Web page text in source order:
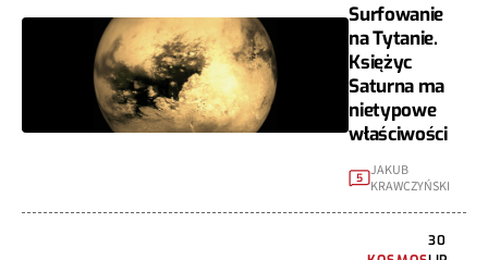
Surfowanie
na Tytanie.
Księżyc
Saturna ma
nietypowe
właściwości
5 JAKUB
KRAWCZYŃSKI
30